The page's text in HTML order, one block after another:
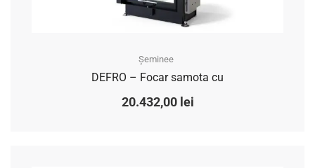
Șeminee
DEFRO – Focar samota cu
20.432,00 lei